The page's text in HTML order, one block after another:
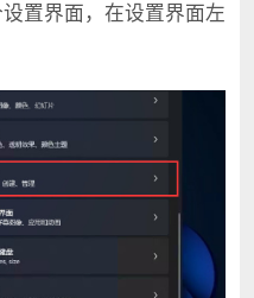
置界面，在设置界面左